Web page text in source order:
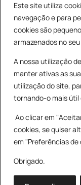
Este site utiliza
navegação e para
cookies são
armazenados no
A nossa utilização
manter ativas as
utilização do site,
tornando-o mais útil
Ao clicar em
cookies, se quiser
em "Preferências
Obrigado.
2820-287 •
Products
search
© All